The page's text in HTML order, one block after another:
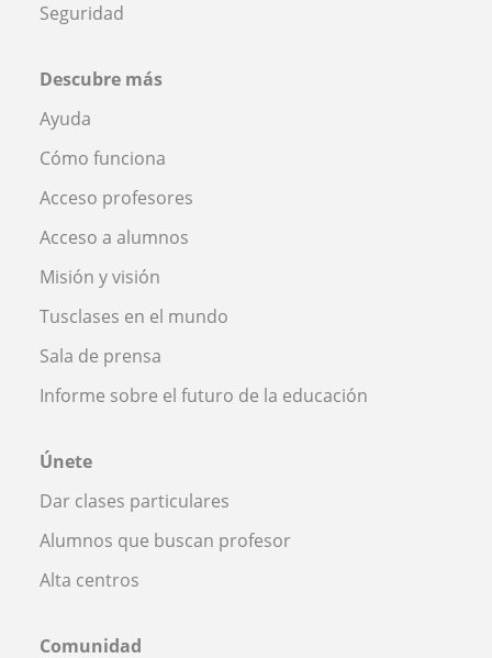
Seguridad
Descubre más
Ayuda
Cómo funciona
Acceso profesores
Acceso a alumnos
Misión y visión
Tusclases en el mundo
Sala de prensa
Informe sobre el futuro de la educación
Únete
Dar clases particulares
Alumnos que buscan profesor
Alta centros
Comunidad